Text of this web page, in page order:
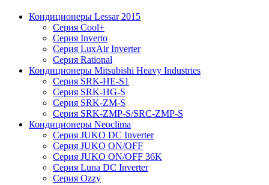
Кондиционеры Lessar 2015
Серия Cool+
Серия Inverto
Серия LuxAir Inverter
Серия Rational
Кондиционеры Mitsubishi Heavy Industries
Серия SRK-HE-S1
Серия SRK-HG-S
Серия SRK-ZM-S
Серия SRK-ZMP-S/SRC-ZMP-S
Кондиционеры Neoclima
Серия JUKO DC Inverter
Серия JUKO ON/OFF
Серия JUKO ON/OFF 36K
Серия Luna DC Inverter
Серия Ozzy